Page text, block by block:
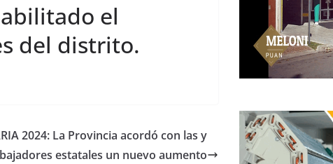
el
del distrito.
2024: La Provincia acordó con las y
estatales un nuevo aumento